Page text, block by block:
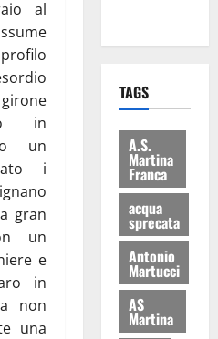
al
in
un
i
gran
un
e
in
non
una
TAGS
A.S.
Martina
Franca
acqua
sprecata
Antonio
Martucci
AS
Martina